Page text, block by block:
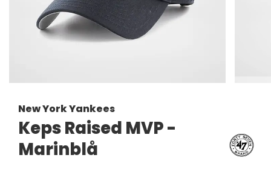
New York Yankees
Keps Raised MVP -
Marinblå